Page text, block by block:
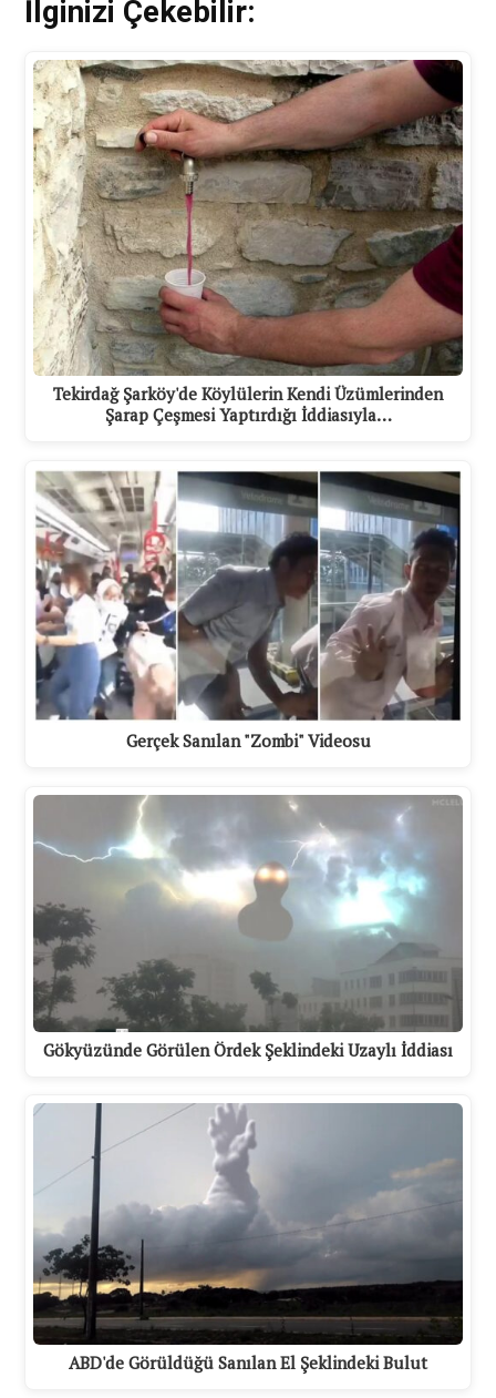
İlginizi Çekebilir:
Tekirdağ Şarköy'de Köylülerin Kendi Üzümlerinden
Şarap Çeşmesi Yaptırdığı İddiasıyla…
Gerçek Sanılan "Zombi" Videosu
Gökyüzünde Görülen Ördek Şeklindeki Uzaylı İddiası
ABD'de Görüldüğü Sanılan El Şeklindeki Bulut